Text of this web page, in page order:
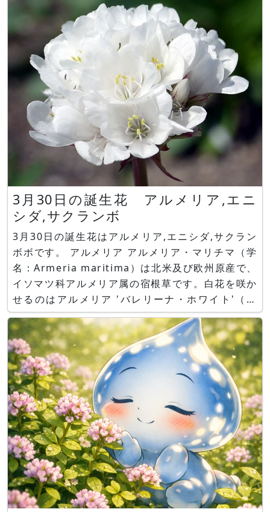
ンチン、ブラジル、チリなど南米大陸原産でイネ科
コルタデリア属の半
3月30日の誕生花 アルメリア,エニ
シダ,サクランボ
3月30日の誕生花はアルメリア,エニシダ,サクラン
ボボです。 アルメリア アルメリア・マリチマ（学
名：Armeria maritima）は北米及び欧州原産で、
イソマツ科アルメリア属の宿根草です。白花を咲か
せるのはアルメリア 'バレリーナ・ホワイト'（学
名：Armeria cv. Ballerina white）です。花言葉
は「共感」「思いやり」「同情」です。 エニシダ
エニシダ（金雀枝、学名